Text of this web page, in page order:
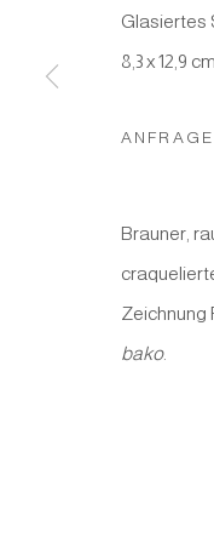
Manage cookies
Glasiertes
8,3 x 12,9 cm
ANFRAGE
Brauner,
Zeichnung
bako.